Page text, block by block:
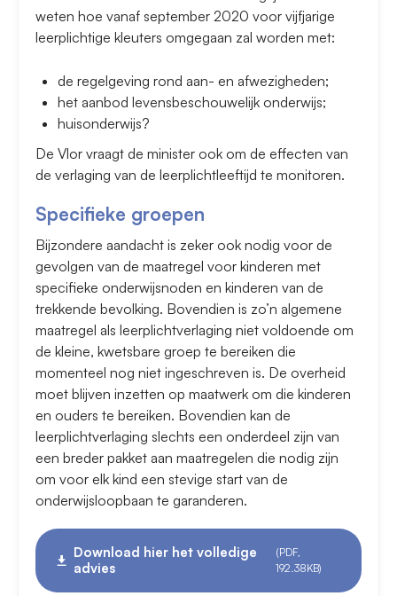
weten hoe vanaf september 2020 voor vijfjarige
leerplichtige kleuters omgegaan zal worden met:
de regelgeving rond aan- en afwezigheden;
het aanbod levensbeschouwelijk onderwijs;
huisonderwijs?
De Vlor vraagt de minister ook om de effecten van
de verlaging van de leerplichtleeftijd te monitoren.
Specifieke groepen
Bijzondere aandacht is zeker ook nodig voor de
gevolgen van de maatregel voor kinderen met
specifieke onderwijsnoden en kinderen van de
trekkende bevolking. Bovendien is zo’n algemene
maatregel als leerplichtverlaging niet voldoende om
de kleine, kwetsbare groep te bereiken die
momenteel nog niet ingeschreven is. De overheid
moet blijven inzetten op maatwerk om die kinderen
en ouders te bereiken. Bovendien kan de
leerplichtverlaging slechts een onderdeel zijn van
een breder pakket aan maatregelen die nodig zijn
om voor elk kind een stevige start van de
onderwijsloopbaan te garanderen.
Download hier het volledige
advies
(PDF,
192.38KB)